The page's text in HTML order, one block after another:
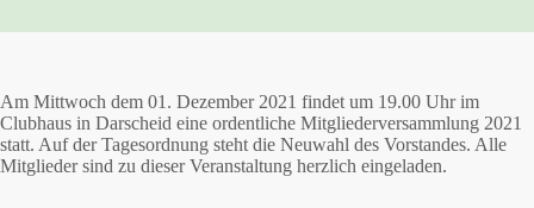
Am Mittwoch dem 01. Dezember 2021 findet um 19.00 Uhr im
Clubhaus in Darscheid eine ordentliche Mitgliederversammlung 2021
statt. Auf der Tagesordnung steht die Neuwahl des Vorstandes. Alle
Mitglieder sind zu dieser Veranstaltung herzlich eingeladen.